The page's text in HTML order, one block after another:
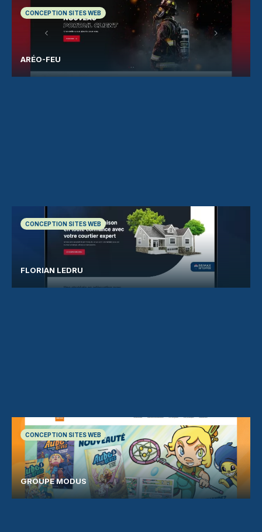
CONCEPTION SITES WEB
ARÉO-FEU
CONCEPTION SITES WEB
FLORIAN LEDRU
CONCEPTION SITES WEB
GROUPE MODUS